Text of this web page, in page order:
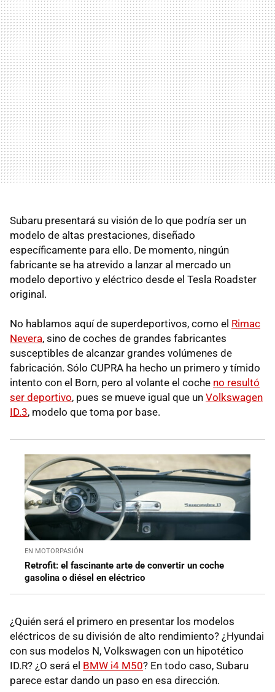
Subaru presentará su visión de lo que podría ser un
modelo de altas prestaciones, diseñado
específicamente para ello. De momento, ningún
fabricante se ha atrevido a lanzar al mercado un
modelo deportivo y eléctrico desde el Tesla Roadster
original.
No hablamos aquí de superdeportivos, como el Rimac
Nevera, sino de coches de grandes fabricantes
susceptibles de alcanzar grandes volúmenes de
fabricación. Sólo CUPRA ha hecho un primero y tímido
intento con el Born, pero al volante el coche no resultó
ser deportivo, pues se mueve igual que un Volkswagen
ID.3, modelo que toma por base.
EN MOTORPASIÓN
Retrofit: el fascinante arte de convertir un coche
gasolina o diésel en eléctrico
¿Quién será el primero en presentar los modelos
eléctricos de su división de alto rendimiento? ¿Hyundai
con sus modelos N, Volkswagen con un hipotético
ID.R? ¿O será el BMW i4 M50? En todo caso, Subaru
parece estar dando un paso en esa dirección.